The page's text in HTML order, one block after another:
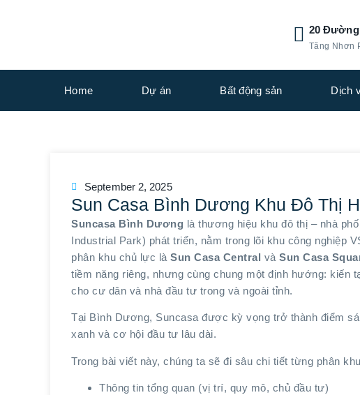
20
Tăng Nhơn
Home Dự án Bất động sản Dịch
September 2, 2025
Sun Casa Bình Dương Khu Đô Thị
Suncasa Bình Dương là thương hiệu khu đô thị – nhà
Industrial Park) phát triển, nằm trong lõi khu công nghiệp
phân khu chủ lực là Sun Casa Central và Sun Casa
tiềm năng riêng, nhưng cùng chung một định hướng: kiến
cho cư dân và nhà đầu tư trong và ngoài tỉnh.
Tại Bình Dương, Suncasa được kỳ vọng trở thành điểm
xanh và cơ hội đầu tư lâu dài.
Trong bài viết này, chúng ta sẽ đi sâu chi tiết từng phân
Thông tin tổng quan (vị trí, quy mô, chủ đầu tư)